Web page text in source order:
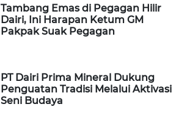
Tambang Emas di Pegagan Hilir
Dairi, Ini Harapan Ketum GM
Pakpak Suak Pegagan
PT Dairi Prima Mineral Dukung
Penguatan Tradisi Melalui Aktivasi
Seni Budaya